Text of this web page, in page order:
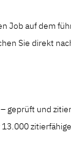
Job auf dem
Sie direkt
geprüft und